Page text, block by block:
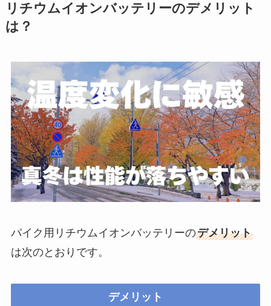
リチウムイオンバッテリーのデメリット
は？
バイク用リチウムイオンバッテリーのデメリット
は次のとおりです。
デメリット